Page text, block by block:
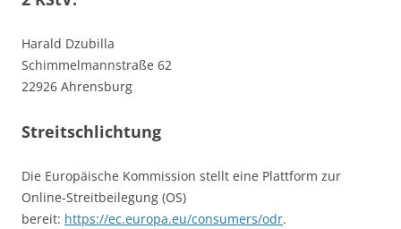
Harald Dzubilla
Schimmelmannstraße 62
22926 Ahrensburg
Streitschlichtung
Die Europäische Kommission stellt eine Plattform zur
Online-Streitbeilegung (OS)
bereit: https://ec.europa.eu/consumers/odr.